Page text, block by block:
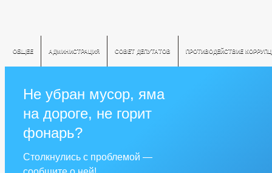
ОБЩЕЕ АДМИНИСТРАЦИЯ СОВЕТ ДЕПУТАТОВ ПРОТИВОДЕЙСТВИЕ
Не убран мусор, яма
на дороге, не горит
фонарь?
Столкнулись с проблемой —